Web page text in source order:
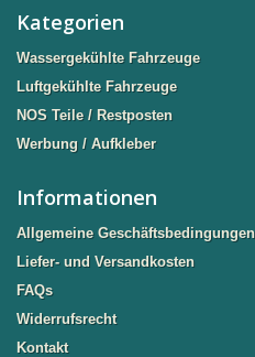
Kategorien
Wassergekühlte Fahrzeuge
Luftgekühlte Fahrzeuge
NOS Teile / Restposten
Werbung / Aufkleber
Informationen
Allgemeine Geschäftsbedingungen
Liefer- und Versandkosten
FAQs
Widerrufsrecht
Kontakt